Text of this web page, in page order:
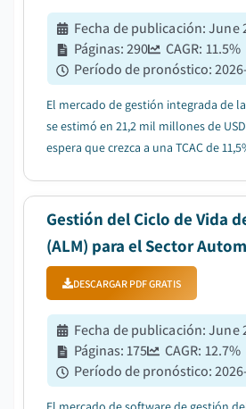
Fecha de publicación:June
Páginas:290 CAGR: 11.5%
Período de pronóstico:
El mercado de gestión integrada de
se estimó en 21,2 mil millones de
espera que crezca a una TCAC de
de datos de salud....
Gestión del Ciclo de Vida
(ALM) para el Sector
DESCARGAR PDF GRATIS
Fecha de publicación:June
Páginas:175 CAGR: 12.7%
Período de pronóstico: